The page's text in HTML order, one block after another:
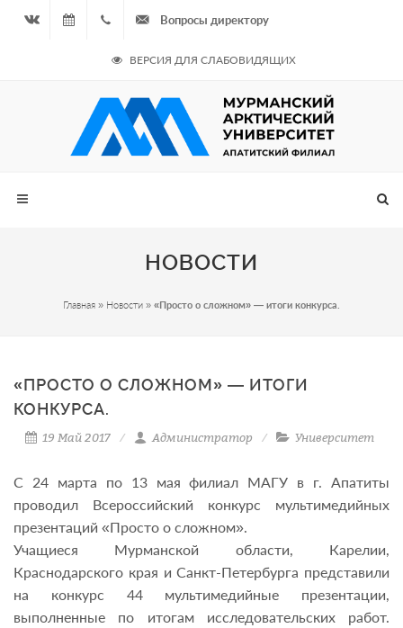
10.08.2026
- Нечётная
неделя
964
687
Вопросы директору
ВЕРСИЯ ДЛЯ СЛАБОВИДЯЩИХ
НОВОСТИ
Главная » Новости » «Просто о сложном» — итоги конкурса.
«ПРОСТО О СЛОЖНОМ» — ИТОГИ
КОНКУРСА.
19 Май 2017 Администратор Университет
С 24 марта по 13 мая филиал МАГУ в г. Апатиты
проводил Всероссийский конкурс мультимедийных
презентаций «Просто о сложном».
Учащиеся Мурманской области, Карелии,
Краснодарского края и Санкт-Петербурга представили
на конкурс 44 мультимедийные презентации,
выполненные по итогам исследовательских работ.